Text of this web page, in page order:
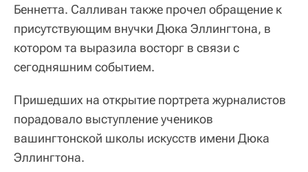
Беннетта. Салливан также прочел обращение к
присутствующим внучки Дюка Эллингтона, в
котором та выразила восторг в связи с
сегодняшним событием.
Пришедших на открытие портрета журналистов
порадовало выступление учеников
вашингтонской школы искусств имени Дюка
Эллингтона.